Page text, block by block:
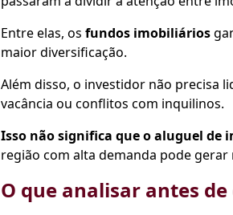
Entre elas, os fundos imobiliários
maior diversificação.
Além disso, o investidor não precisa
vacância ou conflitos com inquilinos.
Isso não significa que o aluguel de
região com alta demanda pode
O que analisar antes